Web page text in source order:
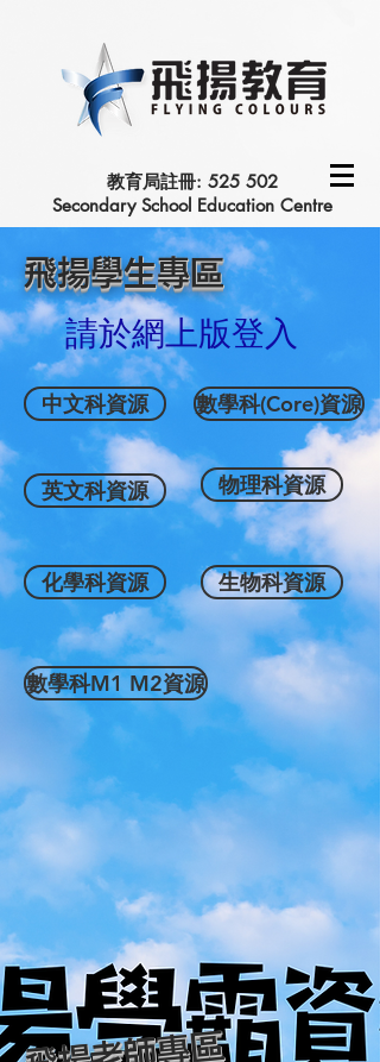
教育局註冊: 525 502
Secondary School Education Centre
​飛揚學生專區
​請於網上版登入
中文科資源 數學科(Core)資源
英文科資源 物理科資源
化學科資源 生物科資源
數學科M1 M2資源